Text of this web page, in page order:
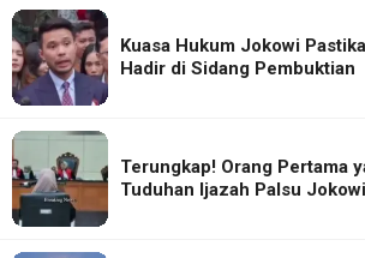
Kuasa Hukum Jokowi
Hadir di Sidang Pembuktian
Terungkap! Orang Pertama
Tuduhan Ijazah Palsu Jokowi